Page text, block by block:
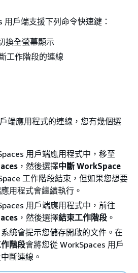
戶端支援下列命令快速鍵：
換全螢幕顯示
工作階段的連線
端應用程式的連線，您有幾個選
用戶端應用程式中，移至
，然後選擇中斷 WorkSpace
工作階段結束，但如果您想要
用程式會繼續執行。
用戶端應用程式中，前往
，然後選擇結束工作階段 。
統會提示您儲存開啟的文件。在
階段會將您從 WorkSpaces 用戶
斷連線。